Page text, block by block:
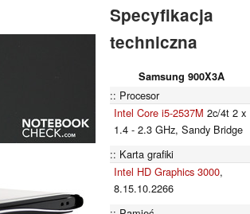
Specyfikacja
techniczna
Samsung 900X3A
Procesor
Intel Core i5-2537M 2c/4t 2 x
1.4 - 2.3 GHz, Sandy Bridge
Karta grafiki
Intel HD Graphics 3000,
8.15.10.2266